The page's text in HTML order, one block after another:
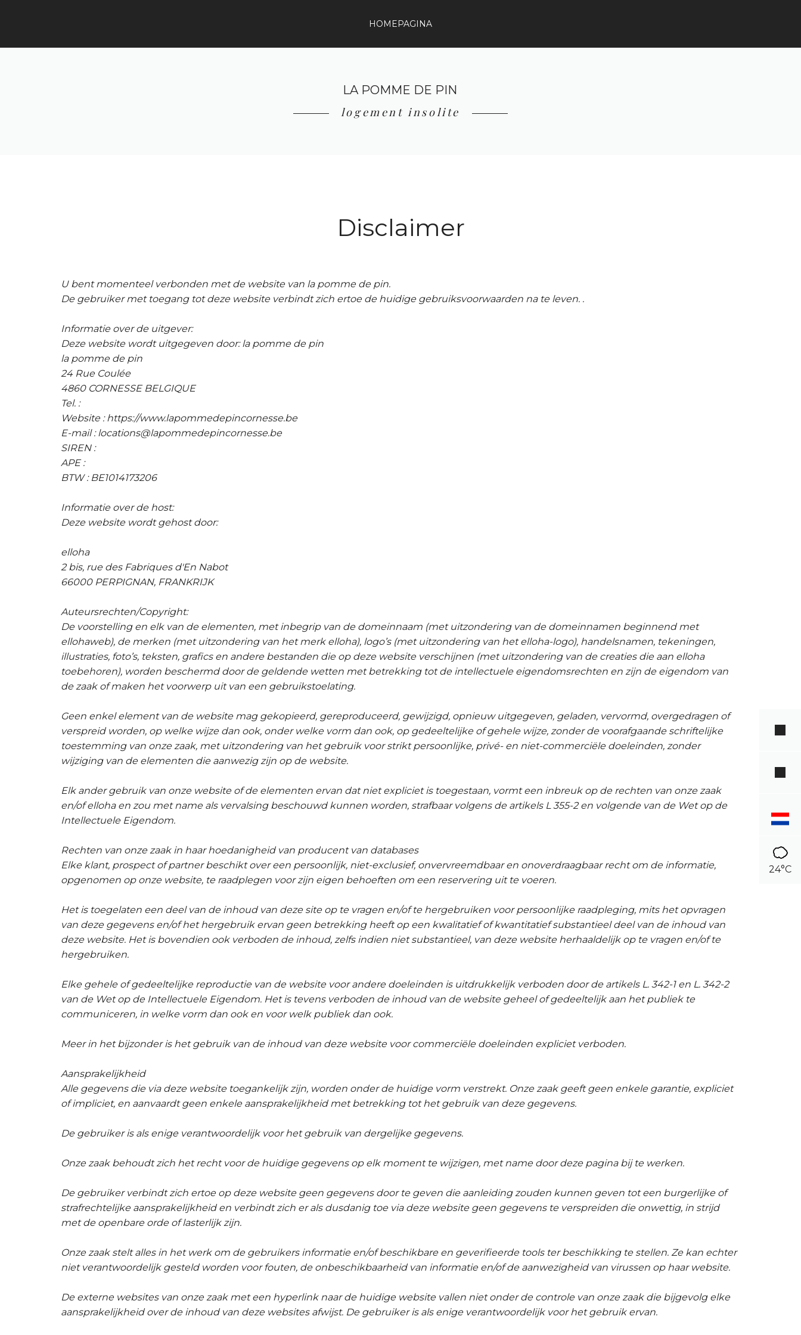
HOMEPAGINA
24°C
LA POMME DE PIN
logement insolite
Disclaimer
U bent momenteel verbonden met de website van la pomme de pin.
De gebruiker met toegang tot deze website verbindt zich ertoe de huidige gebruiksvoorwaarden na te leven. .
Informatie over de uitgever:
Deze website wordt uitgegeven door: la pomme de pin
la pomme de pin
24 Rue Coulée
4860 CORNESSE BELGIQUE
Tel. :
Website : https://www.lapommedepincornesse.be
E-mail : locations@lapommedepincornesse.be
SIREN :
APE :
BTW : BE1014173206
Informatie over de host:
Deze website wordt gehost door:
elloha
2 bis, rue des Fabriques d'En Nabot
66000 PERPIGNAN, FRANKRIJK
Auteursrechten/Copyright:
De voorstelling en elk van de elementen, met inbegrip van de domeinnaam (met uitzondering van de domeinnamen beginnend met
ellohaweb), de merken (met uitzondering van het merk elloha), logo’s (met uitzondering van het elloha-logo), handelsnamen, tekeningen,
illustraties, foto’s, teksten, grafics en andere bestanden die op deze website verschijnen (met uitzondering van de creaties die aan elloha
toebehoren), worden beschermd door de geldende wetten met betrekking tot de intellectuele eigendomsrechten en zijn de eigendom van
de zaak of maken het voorwerp uit van een gebruikstoelating.
Geen enkel element van de website mag gekopieerd, gereproduceerd, gewijzigd, opnieuw uitgegeven, geladen, vervormd, overgedragen of
verspreid worden, op welke wijze dan ook, onder welke vorm dan ook, op gedeeltelijke of gehele wijze, zonder de voorafgaande schriftelijke
toestemming van onze zaak, met uitzondering van het gebruik voor strikt persoonlijke, privé- en niet-commerciële doeleinden, zonder
wijziging van de elementen die aanwezig zijn op de website.
Elk ander gebruik van onze website of de elementen ervan dat niet expliciet is toegestaan, vormt een inbreuk op de rechten van onze zaak
en/of elloha en zou met name als vervalsing beschouwd kunnen worden, strafbaar volgens de artikels L 355-2 en volgende van de Wet op de
Intellectuele Eigendom.
Rechten van onze zaak in haar hoedanigheid van producent van databases
Elke klant, prospect of partner beschikt over een persoonlijk, niet-exclusief, onvervreemdbaar en onoverdraagbaar recht om de informatie,
opgenomen op onze website, te raadplegen voor zijn eigen behoeften om een reservering uit te voeren.
Het is toegelaten een deel van de inhoud van deze site op te vragen en/of te hergebruiken voor persoonlijke raadpleging, mits het opvragen
van deze gegevens en/of het hergebruik ervan geen betrekking heeft op een kwalitatief of kwantitatief substantieel deel van de inhoud van
deze website. Het is bovendien ook verboden de inhoud, zelfs indien niet substantieel, van deze website herhaaldelijk op te vragen en/of te
hergebruiken.
Elke gehele of gedeeltelijke reproductie van de website voor andere doeleinden is uitdrukkelijk verboden door de artikels L. 342-1 en L. 342-2
van de Wet op de Intellectuele Eigendom. Het is tevens verboden de inhoud van de website geheel of gedeeltelijk aan het publiek te
communiceren, in welke vorm dan ook en voor welk publiek dan ook.
Meer in het bijzonder is het gebruik van de inhoud van deze website voor commerciële doeleinden expliciet verboden.
Aansprakelijkheid
Alle gegevens die via deze website toegankelijk zijn, worden onder de huidige vorm verstrekt. Onze zaak geeft geen enkele garantie, expliciet
of impliciet, en aanvaardt geen enkele aansprakelijkheid met betrekking tot het gebruik van deze gegevens.
De gebruiker is als enige verantwoordelijk voor het gebruik van dergelijke gegevens.
Onze zaak behoudt zich het recht voor de huidige gegevens op elk moment te wijzigen, met name door deze pagina bij te werken.
De gebruiker verbindt zich ertoe op deze website geen gegevens door te geven die aanleiding zouden kunnen geven tot een burgerlijke of
strafrechtelijke aansprakelijkheid en verbindt zich er als dusdanig toe via deze website geen gegevens te verspreiden die onwettig, in strijd
met de openbare orde of lasterlijk zijn.
Onze zaak stelt alles in het werk om de gebruikers informatie en/of beschikbare en geverifieerde tools ter beschikking te stellen. Ze kan echter
niet verantwoordelijk gesteld worden voor fouten, de onbeschikbaarheid van informatie en/of de aanwezigheid van virussen op haar website.
De externe websites van onze zaak met een hyperlink naar de huidige website vallen niet onder de controle van onze zaak die bijgevolg elke
aansprakelijkheid over de inhoud van deze websites afwijst. De gebruiker is als enige verantwoordelijk voor het gebruik ervan.